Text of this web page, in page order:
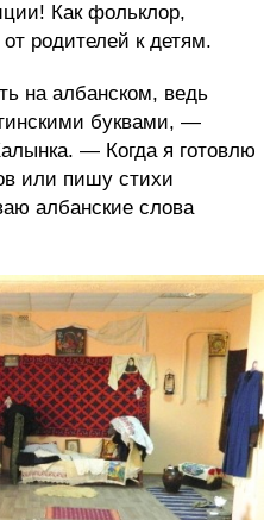
Как фольклор,
родителей к детям.
на албанском, ведь
буквами, —
— Когда я готовлю
или пишу стихи
албанские слова